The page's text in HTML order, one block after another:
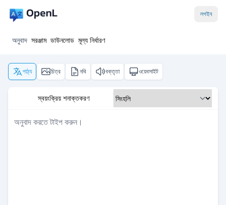
লগইন
অনুবাদ সরঞ্জাম ডাউনলোড মূল্য নির্ধারণ
পাঠ্য চিত্র নথি বক্তৃতা ওয়েবসাইট
স্বয়ংক্রিয় শনাক্তকরণ